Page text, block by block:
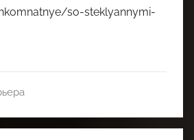
so-steklyannymi-